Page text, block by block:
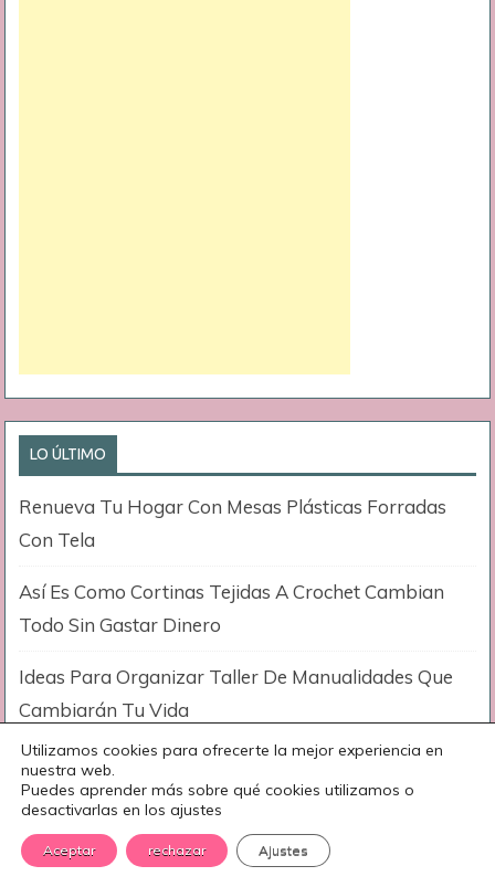
LO ÚLTIMO
Renueva Tu Hogar Con Mesas Plásticas Forradas
Con Tela
Así Es Como Cortinas Tejidas A Crochet Cambian
Todo Sin Gastar Dinero
Ideas Para Organizar Taller De Manualidades Que
Cambiarán Tu Vida
Para Ti Que Eres Carpintero, Mira Estas Macetas
Con Madera Reciclada
Reinventa Tu Atuendo Diario Con Vaqueros Con
Utilizamos cookies para ofrecerte la mejor experiencia en
nuestra web.
Puedes aprender más sobre qué cookies utilizamos o
desactivarlas en los ajustes
Aceptar rechazar Ajustes